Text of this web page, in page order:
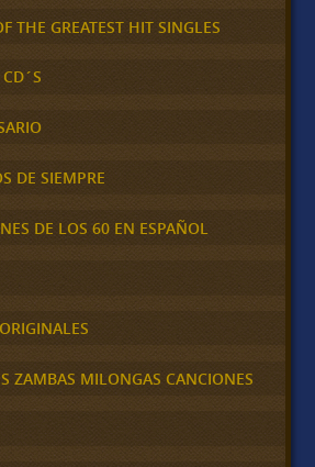
THE GREATEST HIT SINGLES
DE SIEMPRE
DE LOS 60 EN ESPAÑOL
ZAMBAS MILONGAS CANCIONES